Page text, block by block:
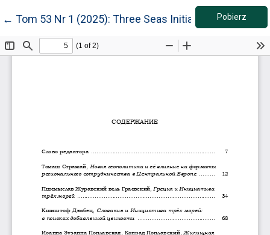
← Wróć do szczegółów artykułu
Tom 53 Nr 1 (2025): Three Seas Initiative Pobierz